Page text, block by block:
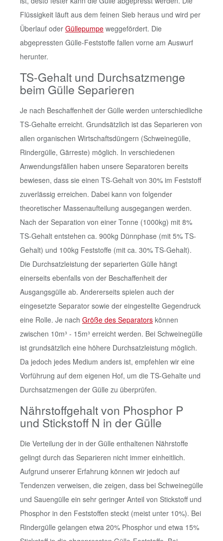
Flüssigkeit läuft aus dem feinen Sieb heraus und wird per
Überlauf oder Güllepumpe weggefördert. Die
abgepressten Gülle-Feststoffe fallen vorne am Auswurf
herunter.
TS-Gehalt und Durchsatzmenge
beim Gülle Separieren
Je nach Beschaffenheit der Gülle werden unterschiedliche
TS-Gehalte erreicht. Grundsätzlich ist das Separieren von
allen organischen Wirtschaftsdüngern (Schweinegülle,
Rindergülle, Gärreste) möglich. In verschiedenen
Anwendungsfällen haben unsere Separatoren bereits
bewiesen, dass sie einen TS-Gehalt von 30% im Feststoff
zuverlässig erreichen. Dabei kann von folgender
theoretischer Massenaufteilung ausgegangen werden.
Nach der Separation von einer Tonne (1000kg) mit 8%
TS-Gehalt entstehen ca. 900kg Dünnphase (mit 5% TS-
Gehalt) und 100kg Feststoffe (mit ca. 30% TS-Gehalt).
Die Durchsatzleistung der separierten Gülle hängt
einerseits ebenfalls von der Beschaffenheit der
Ausgangsgülle ab. Andererseits spielen auch der
eingesetzte Separator sowie der eingestellte Gegendruck
eine Rolle. Je nach Größe des Separators können
zwischen 10m³ - 15m³ erreicht werden. Bei Schweinegülle
ist grundsätzlich eine höhere Durchsatzleistung möglich.
Da jedoch jedes Medium anders ist, empfehlen wir eine
Vorführung auf dem eigenen Hof, um die TS-Gehalte und
Durchsatzmengen der Gülle zu überprüfen.
Nährstoffgehalt von Phosphor P
und Stickstoff N in der Gülle
Die Verteilung der in der Gülle enthaltenen Nährstoffe
gelingt durch das Separieren nicht immer einheitlich.
Aufgrund unserer Erfahrung können wir jedoch auf
Tendenzen verweisen, die zeigen, dass bei Schweinegülle
und Sauengülle ein sehr geringer Anteil von Stickstoff und
Phosphor in den Feststoffen steckt (meist unter 10%). Bei
Rindergülle gelangen etwa 20% Phosphor und etwa 15%